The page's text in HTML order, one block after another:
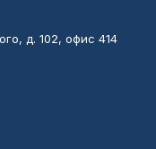
д. 102, офис 414